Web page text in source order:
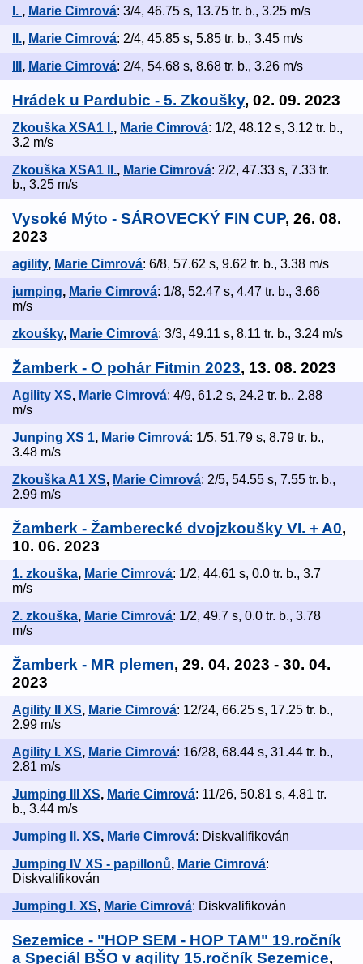
I. , Marie Cimrová: 3/4, 46.75 s, 13.75 tr. b., 3.25 m/s
II., Marie Cimrová: 2/4, 45.85 s, 5.85 tr. b., 3.45 m/s
, Marie Cimrová: 2/4, 54.68 s, 8.68 tr. b., 3.26 m/s
Hrádek u Pardubic - 5. Zkoušky, 02. 09. 2023
Zkouška XSA1 I., Marie Cimrová: 1/2, 48.12 s, 3.12 tr. b.,
3.2 m/s
Zkouška XSA1 II., Marie Cimrová: 2/2, 47.33 s, 7.33 tr.
b., 3.25 m/s
Vysoké Mýto - SÁROVECKÝ FIN CUP, 26. 08.
2023
agility, Marie Cimrová: 6/8, 57.62 s, 9.62 tr. b., 3.38 m/s
jumping, Marie Cimrová: 1/8, 52.47 s, 4.47 tr. b., 3.66
m/s
zkoušky, Marie Cimrová: 3/3, 49.11 s, 8.11 tr. b., 3.24 m/s
Žamberk - O pohár Fitmin 2023, 13. 08. 2023
Agility XS, Marie Cimrová: 4/9, 61.2 s, 24.2 tr. b., 2.88
m/s
Junping XS 1, Marie Cimrová: 1/5, 51.79 s, 8.79 tr. b.,
3.48 m/s
Zkouška A1 XS, Marie Cimrová: 2/5, 54.55 s, 7.55 tr. b.,
2.99 m/s
Žamberk - Žamberecké dvojzkoušky VI. + A0,
10. 06. 2023
1. zkouška, Marie Cimrová: 1/2, 44.61 s, 0.0 tr. b., 3.7
m/s
2. zkouška, Marie Cimrová: 1/2, 49.7 s, 0.0 tr. b., 3.78
m/s
Žamberk - MR plemen, 29. 04. 2023 - 30. 04.
2023
Agility II XS, Marie Cimrová: 12/24, 66.25 s, 17.25 tr. b.,
2.99 m/s
Agility I. XS, Marie Cimrová: 16/28, 68.44 s, 31.44 tr. b.,
2.81 m/s
Jumping III XS, Marie Cimrová: 11/26, 50.81 s, 4.81 tr.
b., 3.44 m/s
Jumping II. XS, Marie Cimrová: Diskvalifikován
Jumping IV XS - papillonů, Marie Cimrová:
Diskvalifikován
Jumping I. XS, Marie Cimrová: Diskvalifikován
Sezemice - "HOP SEM - HOP TAM" 19.ročník
a Speciál BŠO v agility 15.ročník Sezemice,